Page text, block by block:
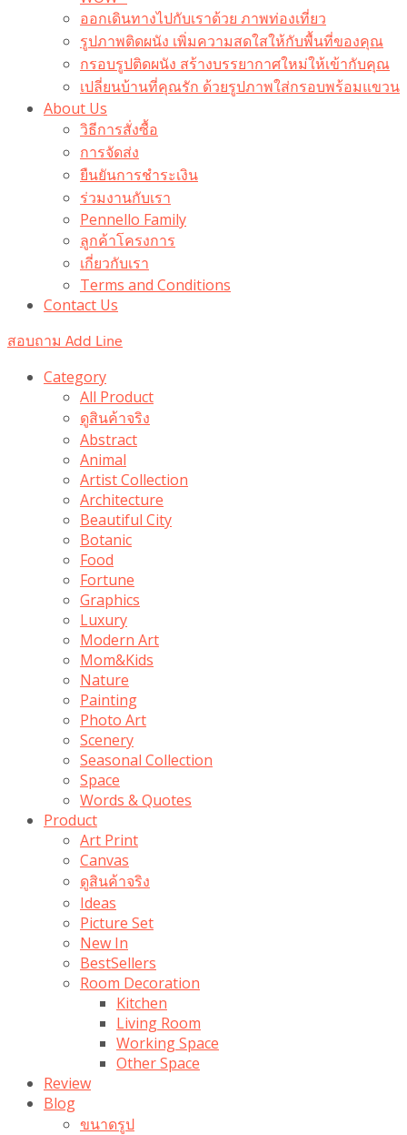
ออกเดินทางไปกับเราด้วย ภาพท่องเที่ยว
รูปภาพติดผนัง เพิ่มความสดใสให้กับพื้นที่ของคุณ
กรอบรูปติดผนัง สร้างบรรยากาศใหม่ให้เข้ากับคุณ
เปลี่ยนบ้านที่คุณรัก ด้วยรูปภาพใส่กรอบพร้อมแขวน​
About Us
วิธีการสั่งซื้อ
การจัดส่ง
ยืนยันการชำระเงิน
ร่วมงานกับเรา
Pennello Family
ลูกค้าโครงการ
เกี่ยวกับเรา
Terms and Conditions
Contact Us
สอบถาม Add Line
Category
All Product
ดูสินค้าจริง
Abstract
Animal
Artist Collection
Architecture
Beautiful City
Botanic
Food
Fortune
Graphics
Luxury
Modern Art
Mom&Kids
Nature
Painting
Photo Art
Scenery
Seasonal Collection
Space
Words & Quotes
Product
Art Print
Canvas
ดูสินค้าจริง
Ideas
Picture Set
New In
BestSellers
Room Decoration
Kitchen
Living Room
Working Space
Other Space
Review
Blog
ขนาดรูป